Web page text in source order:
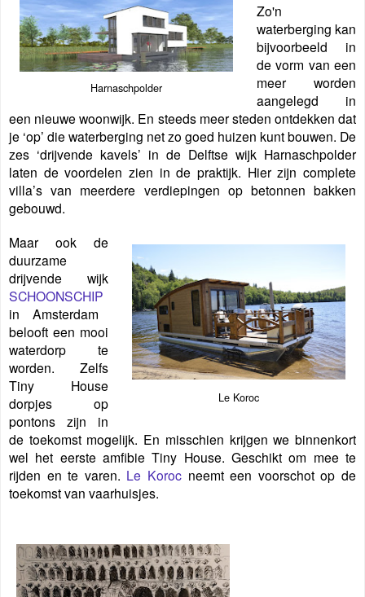
Harnaschpolder
Zo'n
waterberging kan
bijvoorbeeld in
de vorm van een
meer worden
aangelegd in
een nieuwe woonwijk. En steeds meer steden ontdekken dat
je ‘op’ die waterberging net zo goed huizen kunt bouwen. De
zes ‘drijvende kavels’ in de Delftse wijk Harnaschpolder
laten de voordelen zien in de praktijk. Hier zijn complete
villa’s van meerdere verdiepingen op betonnen bakken
gebouwd.
Le Koroc
Maar ook de
duurzame
drijvende wijk
SCHOONSCHIP
in Amsterdam
belooft een mooi
waterdorp te
worden.Zelfs
Tiny House
dorpjes op
pontons zijn in
de toekomst mogelijk. En misschien krijgen we binnenkort
wel het eerste amfibie Tiny House. Geschikt om mee te
rijden en te varen. Le Koroc neemt een voorschot op de
toekomst van vaarhuisjes.